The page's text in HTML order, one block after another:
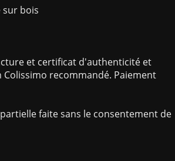
sur bois
et certificat d'authenticité et
recommandé. Paiement
faite sans le consentement de